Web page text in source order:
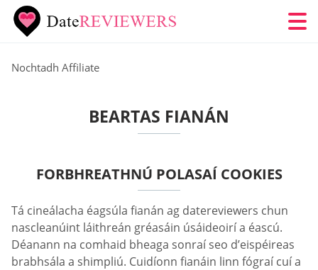
Nochtadh Affiliate
BEARTAS FIANÁN
FORBHREATHNÚ POLASAÍ COOKIES
Tá cineálacha éagsúla fianán ag datereviewers chun
nascleanúint láithreán gréasáin úsáideoirí a éascú.
Déanann na comhaid bheaga sonraí seo d’eispéireas
brabhsála a shimpliú. Cuidíonn fianáin linn fógraí cuí a